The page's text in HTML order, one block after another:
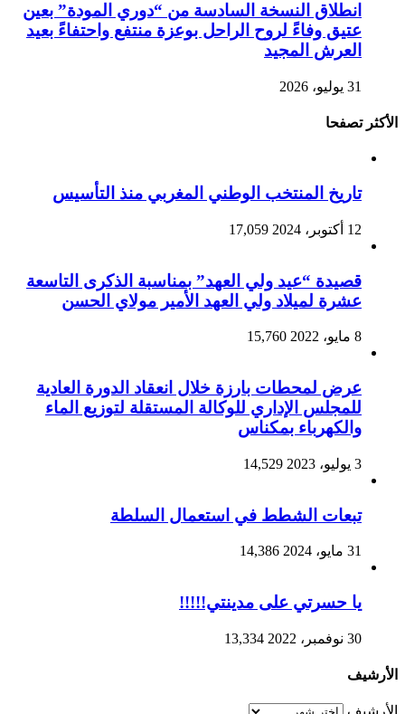
انطلاق النسخة السادسة من “دوري المودة” بعين
عتيق وفاءً لروح الراحل بوعزة منتفع واحتفاءً بعيد
العرش المجيد
31 يوليو، 2026
الأكثر تصفحا
تاريخ المنتخب الوطني المغربي منذ التأسيس
12 أكتوبر، 2024 17,059
قصيدة “عيد ولي العهد” بمناسبة الذكرى التاسعة
عشرة لميلاد ولي العهد الأمير مولاي الحسن
8 مايو، 2022 15,760
عرض لمحطات بارزة خلال انعقاد الدورة العادية
للمجلس الإداري للوكالة المستقلة لتوزيع الماء
والكهرباء بمكناس
3 يوليو، 2023 14,529
تبعات الشطط في استعمال السلطة
31 مايو، 2024 14,386
يا حسرتي على مدينتي!!!!!
30 نوفمبر، 2022 13,334
الأرشيف